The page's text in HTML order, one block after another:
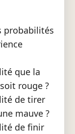
probabilités
que la
rouge ?
de tirer
mauve ?
de finir